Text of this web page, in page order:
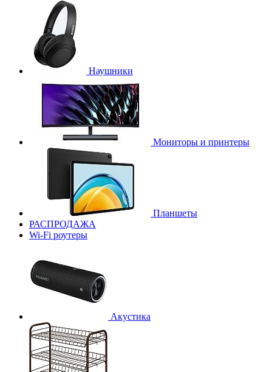
Наушники
Мониторы и принтеры
Планшеты
РАСПРОДАЖА
Wi-Fi роутеры
Акустика